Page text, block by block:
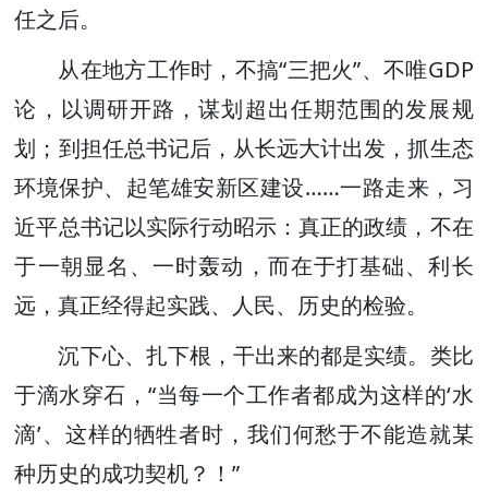
任之后。
从在地方工作时，不搞“三把火”、不唯GDP
论，以调研开路，谋划超出任期范围的发展规
划；到担任总书记后，从长远大计出发，抓生态
环境保护、起笔雄安新区建设……一路走来，习
近平总书记以实际行动昭示：真正的政绩，不在
于一朝显名、一时轰动，而在于打基础、利长
远，真正经得起实践、人民、历史的检验。
沉下心、扎下根，干出来的都是实绩。类比
于滴水穿石，“当每一个工作者都成为这样的‘水
滴’、这样的牺牲者时，我们何愁于不能造就某
种历史的成功契机？！”